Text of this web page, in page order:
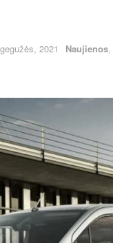
2021 Naujienos,